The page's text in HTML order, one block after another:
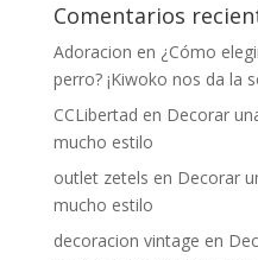
Comentarios
Adoracion en ¿Cómo
perro? ¡Kiwoko nos da la
CCLibertad en Decorar
mucho estilo
outlet zetels en Decorar
mucho estilo
decoracion vintage en